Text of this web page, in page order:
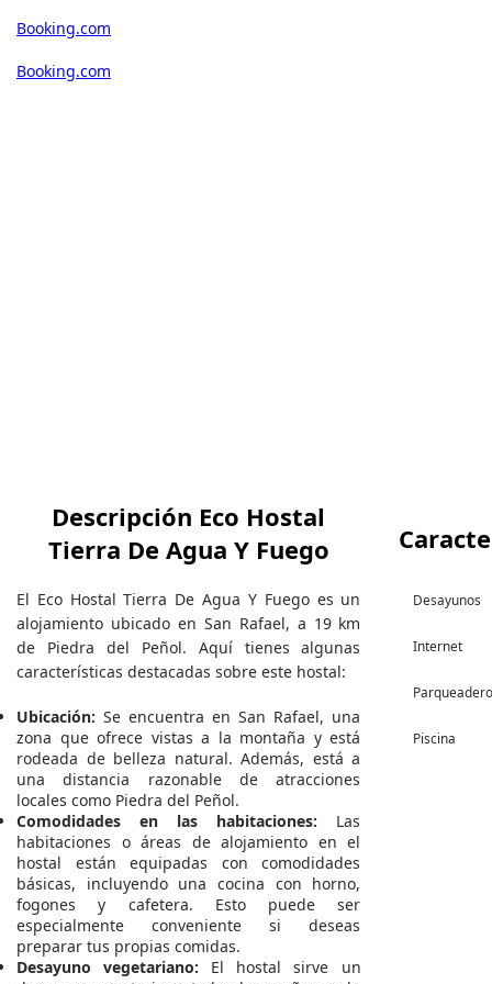
Booking.com
Booking.com
Descripción Eco Hostal
Tierra De Agua Y Fuego
El Eco Hostal Tierra De Agua Y Fuego es un
alojamiento ubicado en San Rafael, a 19 km
de Piedra del Peñol. Aquí tienes algunas
características destacadas sobre este hostal:
Ubicación: Se encuentra en San Rafael, una
zona que ofrece vistas a la montaña y está
rodeada de belleza natural. Además, está a
una distancia razonable de atracciones
locales como Piedra del Peñol.
Comodidades en las habitaciones: Las
habitaciones o áreas de alojamiento en el
hostal están equipadas con comodidades
básicas, incluyendo una cocina con horno,
fogones y cafetera. Esto puede ser
especialmente conveniente si deseas
preparar tus propias comidas.
Desayuno vegetariano: El hostal sirve un
Desayunos
Internet
Piscina